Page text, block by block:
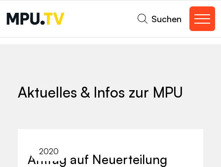
Aktuelles & Infos zur MPU
2020
Antrag auf Neuerteilung
Suchen